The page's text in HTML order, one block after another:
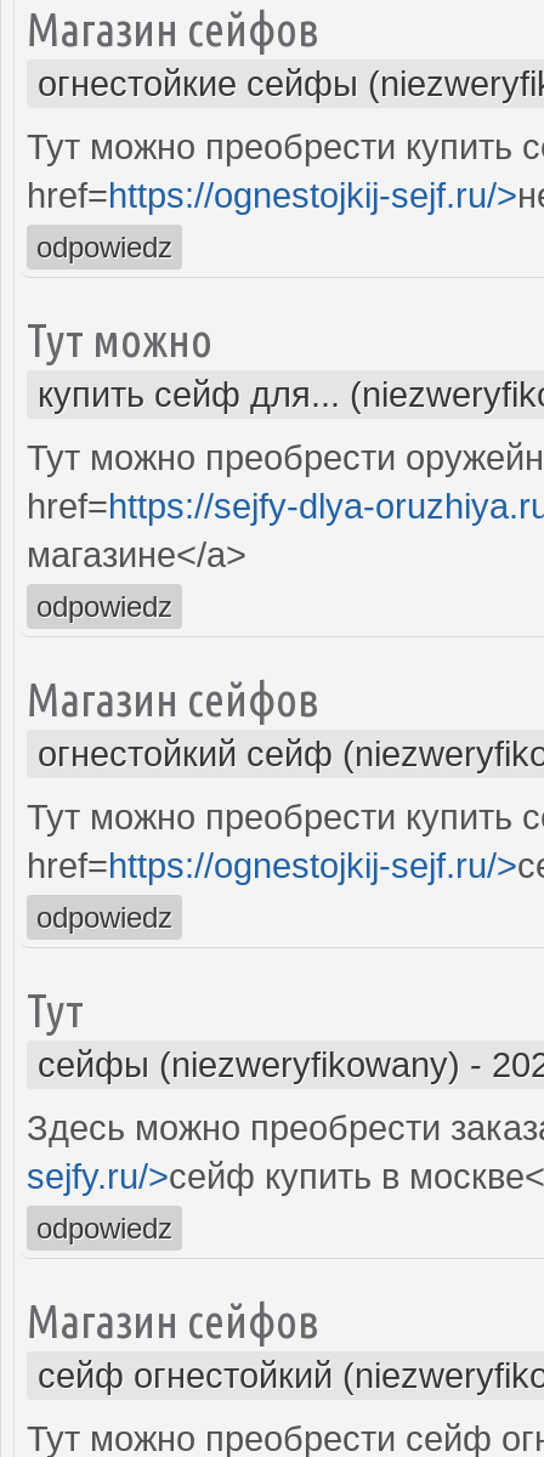
Магазин сейфов
огнестойкие сейфы
Тут можно преобрести купить
href=https://ognestojkij-sejf.ru/>
odpowiedz
Тут можно
купить сейф для...
Тут можно преобрести
href=https://sejfy-dlya-
магазине</a>
odpowiedz
Магазин сейфов
огнестойкий сейф
Тут можно преобрести купить
href=https://ognestojkij-sejf.ru/>
odpowiedz
Тут
сейфы (niezweryfikowany) -
Здесь можно преобрести
sejfy.ru/>сейф купить в
odpowiedz
Магазин сейфов
сейф огнестойкий
Тут можно преобрести сейф